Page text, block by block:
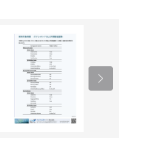
インフィニティ
45,000